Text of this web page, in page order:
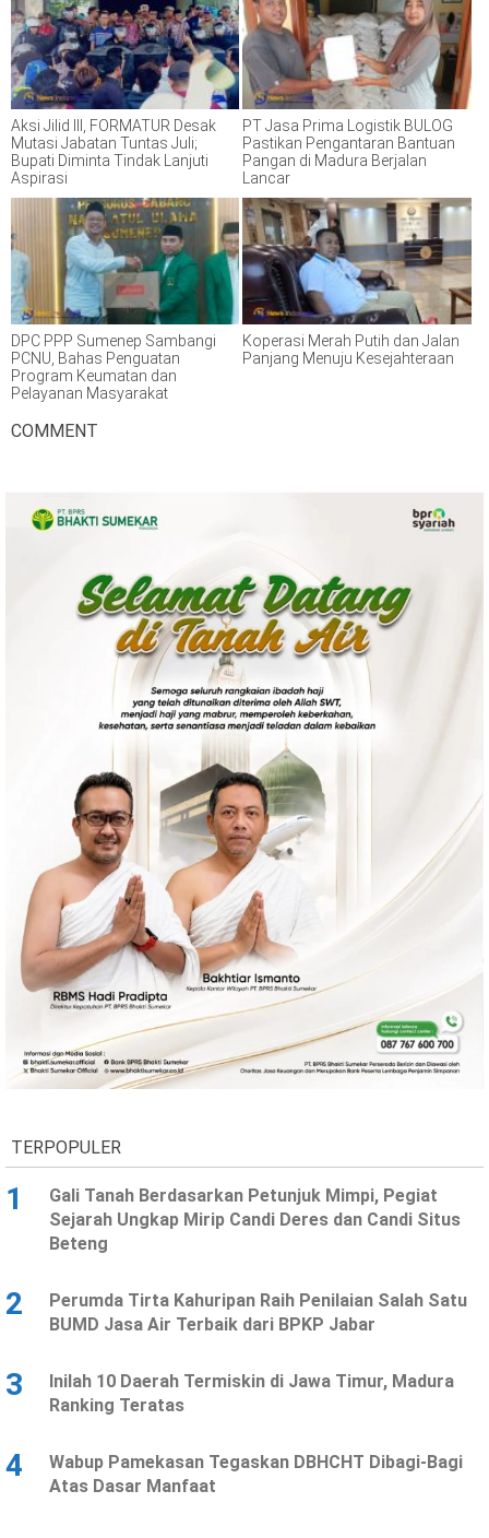
Aksi Jilid III, FORMATUR Desak
Mutasi Jabatan Tuntas Juli;
Bupati Diminta Tindak Lanjuti
Aspirasi
PT Jasa Prima Logistik BULOG
Pastikan Pengantaran Bantuan
Pangan di Madura Berjalan
Lancar
DPC PPP Sumenep Sambangi
PCNU, Bahas Penguatan
Program Keumatan dan
Pelayanan Masyarakat
Koperasi Merah Putih dan Jalan
Panjang Menuju Kesejahteraan
COMMENT
TERPOPULER
1
Gali Tanah Berdasarkan Petunjuk Mimpi, Pegiat
Sejarah Ungkap Mirip Candi Deres dan Candi Situs
Beteng
2
Perumda Tirta Kahuripan Raih Penilaian Salah Satu
BUMD Jasa Air Terbaik dari BPKP Jabar
3
Inilah 10 Daerah Termiskin di Jawa Timur, Madura
Ranking Teratas
4
Wabup Pamekasan Tegaskan DBHCHT Dibagi-Bagi
Atas Dasar Manfaat